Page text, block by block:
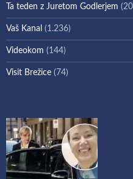
Ta teden z Juretom Godlerjem
Vaš Kanal (1.236)
Videokom (144)
Visit Brežice (74)